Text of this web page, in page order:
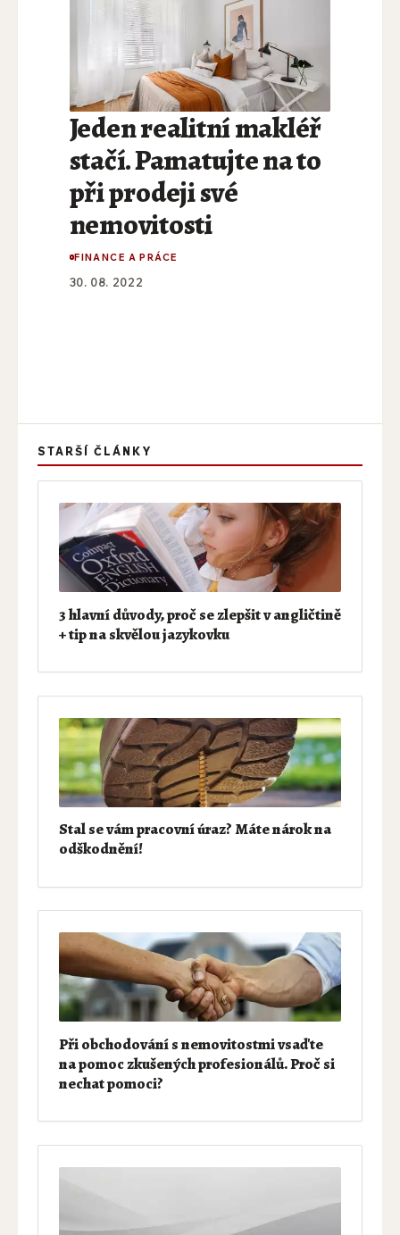
Jeden realitní makléř
stačí. Pamatujte na to
při prodeji své
nemovitosti
FINANCE A PRÁCE
30. 08. 2022
STARŠÍ ČLÁNKY
3 hlavní důvody, proč se zlepšit v angličtině
+ tip na skvělou jazykovku
Stal se vám pracovní úraz? Máte nárok na
odškodnění!
Při obchodování s nemovitostmi vsaďte
na pomoc zkušených profesionálů. Proč si
nechat pomoci?